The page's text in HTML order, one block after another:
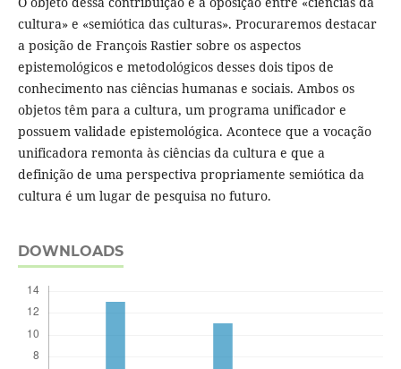
cultura» e «semiótica das culturas». Procuraremos destacar
a posição de François Rastier sobre os aspectos
epistemológicos e metodológicos desses dois tipos de
conhecimento nas ciências humanas e sociais. Ambos os
objetos têm para a cultura, um programa unificador e
possuem validade epistemológica. Acontece que a vocação
unificadora remonta às ciências da cultura e que a
definição de uma perspectiva propriamente semiótica da
cultura é um lugar de pesquisa no futuro.
DOWNLOADS